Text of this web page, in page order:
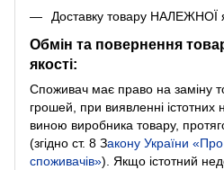
Доставку товару НАЛЕЖНОЇ
Обмін та повернення
якості:
Споживач має право на заміну
грошей, при виявленні істотних
виною виробника товару,
(згідно ст. 8 Закону України
споживачів»). Якщо істотний